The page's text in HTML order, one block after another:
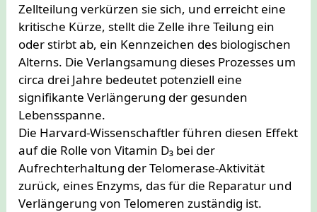
Zellteilung verkürzen sie sich, und erreicht eine
kritische Kürze, stellt die Zelle ihre Teilung ein
oder stirbt ab, ein Kennzeichen des biologischen
Alterns. Die Verlangsamung dieses Prozesses um
circa drei Jahre bedeutet potenziell eine
signifikante Verlängerung der gesunden
Lebensspanne.
Die Harvard-Wissenschaftler führen diesen Effekt
auf die Rolle von Vitamin D₃ bei der
Aufrechterhaltung der Telomerase-Aktivität
zurück, eines Enzyms, das für die Reparatur und
Verlängerung von Telomeren zuständig ist.